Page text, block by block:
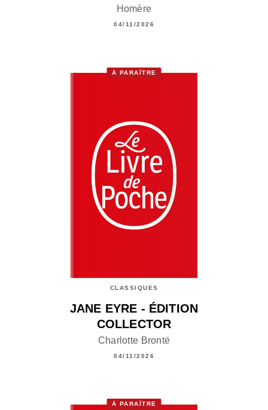
Homère
04/11/2026
À PARAÎTRE
CLASSIQUES
JANE EYRE - ÉDITION
COLLECTOR
Charlotte Brontë
04/11/2026
À PARAÎTRE